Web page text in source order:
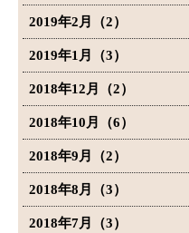
2019年2月（2）
2019年1月（3）
2018年12月（2）
2018年10月（6）
2018年9月（2）
2018年8月（3）
2018年7月（3）